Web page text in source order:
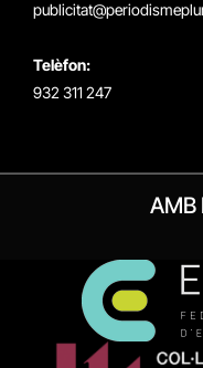
Telèfon:
932 311 247
AMB